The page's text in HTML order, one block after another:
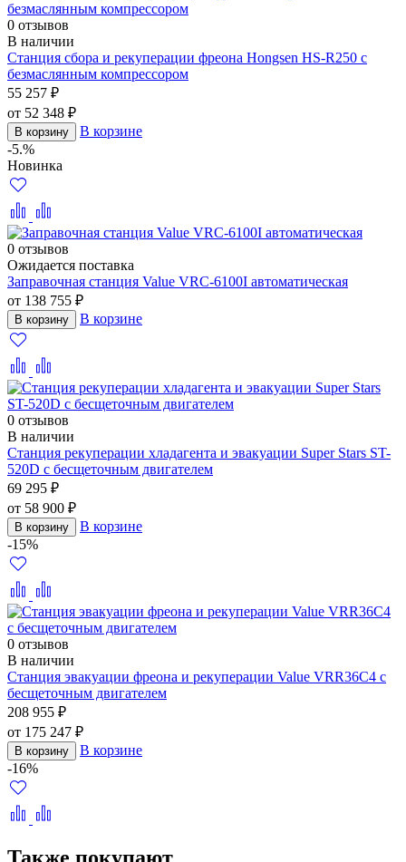
0 отзывов
В наличии
Станция сбора и рекуперации фреона Hongsen HS-R250 с
безмаслянным компрессором
55 257 ₽
от 52 348 ₽
В корзину
В корзине
-5.%
Новинка
0 отзывов
Ожидается поставка
Заправочная станция Value VRC-6100I автоматическая
от 138 755 ₽
В корзину В корзине
0 отзывов
В наличии
Станция рекуперации хладагента и эвакуации Super Stars ST-
520D с бесщеточным двигателем
69 295 ₽
от 58 900 ₽
В корзину
В корзине
-15%
0 отзывов
В наличии
Станция эвакуации фреона и рекуперации Value VRR36C4 с
бесщеточным двигателем
208 955 ₽
от 175 247 ₽
В корзину
В корзине
-16%